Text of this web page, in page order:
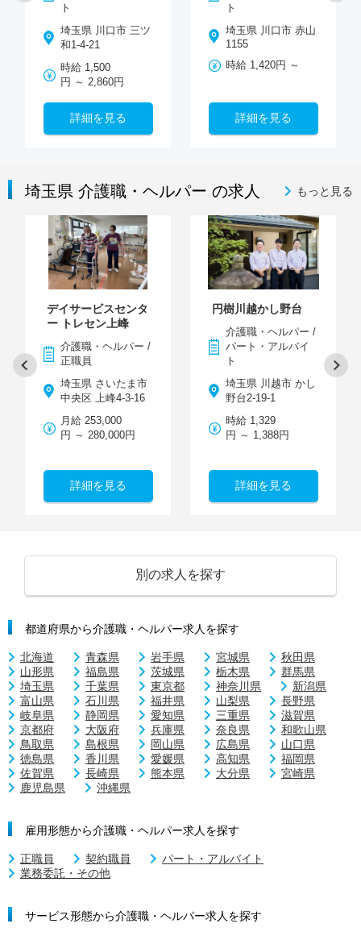
ト
埼玉県 川口市 三ツ
和1-4-21
時給 1,500
円 ～ 2,860円
詳細を見る
ト
埼玉県 川口市 赤山
1155
時給 1,420円 ～
詳細を見る
埼玉県 介護職・ヘルパー の求人 もっと見る
デイサービスセンタ
ー トレセン上峰
介護職・ヘルパー /
正職員
埼玉県 さいたま市
中央区 上峰4-3-16
月給 253,000
円 ～ 280,000円
詳細を見る
円樹川越かし野台
介護職・ヘルパー /
パート・アルバイ
ト
埼玉県 川越市 かし
野台2-19-1
時給 1,329
円 ～ 1,388円
詳細を見る
別の求人を探す
都道府県から介護職・ヘルパー求人を探す
北海道 青森県 岩手県 宮城県
秋田県
山形県
福島県 茨城県 栃木県
群馬県
埼玉県
千葉県 東京都 神奈川県
新潟県
富山県
石川県 福井県 山梨県
長野県
岐阜県
静岡県 愛知県 三重県
滋賀県
京都府
大阪府 兵庫県 奈良県
和歌山県
鳥取県
島根県 岡山県 広島県
山口県
徳島県
香川県 愛媛県 高知県
福岡県
佐賀県
長崎県 熊本県 大分県
宮崎県
鹿児島県
沖縄県
雇用形態から介護職・ヘルパー求人を探す
正職員 契約職員
パート・アルバイト
業務委託・その他
サービス形態から介護職・ヘルパー求人を探す